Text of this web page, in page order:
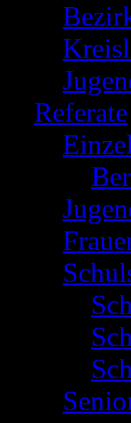
Referate